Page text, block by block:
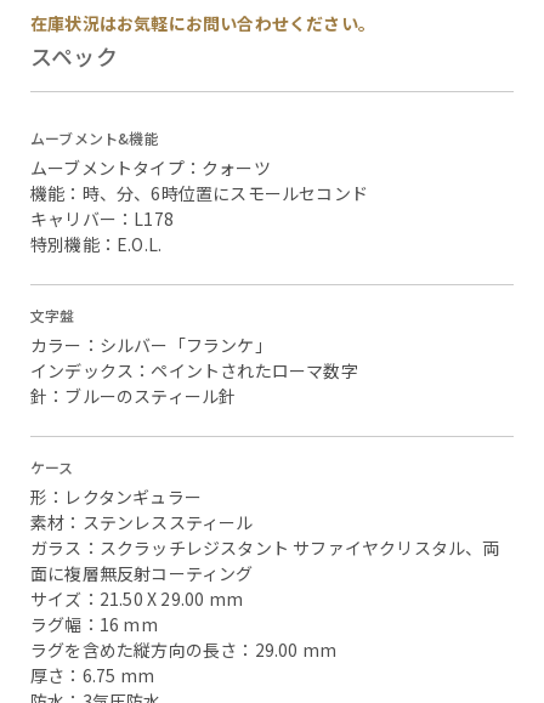
在庫状況はお気軽にお問い合わせください。
スペック
ムーブメント&機能
ムーブメントタイプ：クォーツ
機能：時、分、6時位置にスモールセコンド
キャリバー：L178
特別機能：E.O.L.
文字盤
カラー：シルバー「フランケ」
インデックス：ペイントされたローマ数字
針：ブルーのスティール針
ケース
形：レクタンギュラー
素材：ステンレススティール
ガラス：スクラッチレジスタント サファイヤクリスタル、両
面に複層無反射コーティング
サイズ：21.50 X 29.00 mm
ラグ幅：16 mm
ラグを含めた縦方向の長さ：29.00 mm
厚さ：6.75 mm